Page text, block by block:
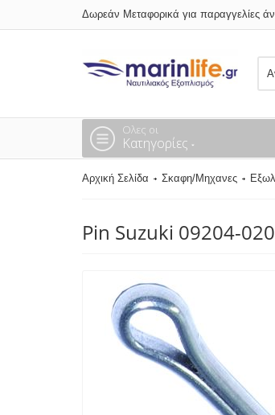
Δωρεάν Μεταφορικά για παραγγελίες
Ολες οι
Κατηγορίες
Αρχική Σελίδα Σκαφη/Μηχανες
Pin Suzuki 09204-